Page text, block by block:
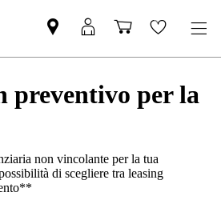
preventivo per la
non vincolante per la tua
di scegliere tra leasing